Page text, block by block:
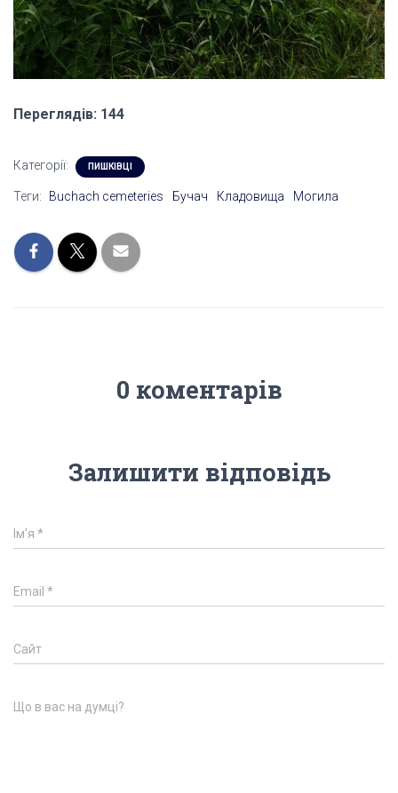
Переглядів: 144
Категорії: ПИШКІВЦІ
Теги: Buchach cemeteries Бучач Кладовища Могила
0 коментарів
Залишити відповідь
Ім'я *
Email *
Сайт
Що в вас на думці?